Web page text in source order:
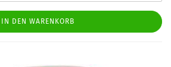
IN DEN WARENKORB